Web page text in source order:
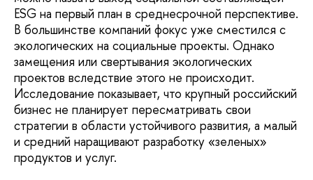
ESG на первый план в среднесрочной перспективе.
В большинстве компаний фокус уже сместился с
экологических на социальные проекты. Однако
замещения или свертывания экологических
проектов вследствие этого не происходит.
Исследование показывает, что крупный российский
бизнес не планирует пересматривать свои
стратегии в области устойчивого развития, а малый
и средний наращивают разработку «зеленых»
продуктов и услуг.